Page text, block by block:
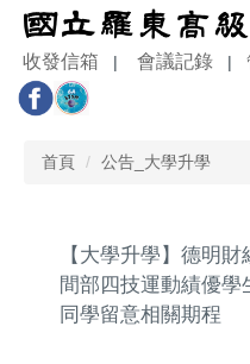
跳
到
主
要
內
收發信箱 會議記錄
首頁 公告_大學升學
【大學升學】德明
間部四技運動績優
同學留意相關期程